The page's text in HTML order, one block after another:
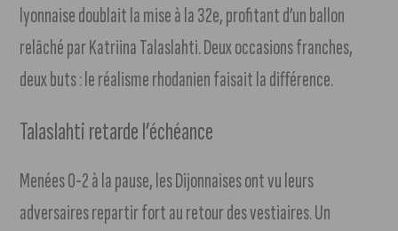
lyonnaise doublait la mise à la 32e, profitant d’un ballon
relâché par Katriina Talaslahti. Deux occasions franches,
deux buts : le réalisme rhodanien faisait la différence.
Talaslahti retarde l’échéance
Menées 0-2 à la pause, les Dijonnaises ont vu leurs
adversaires repartir fort au retour des vestiaires. Un